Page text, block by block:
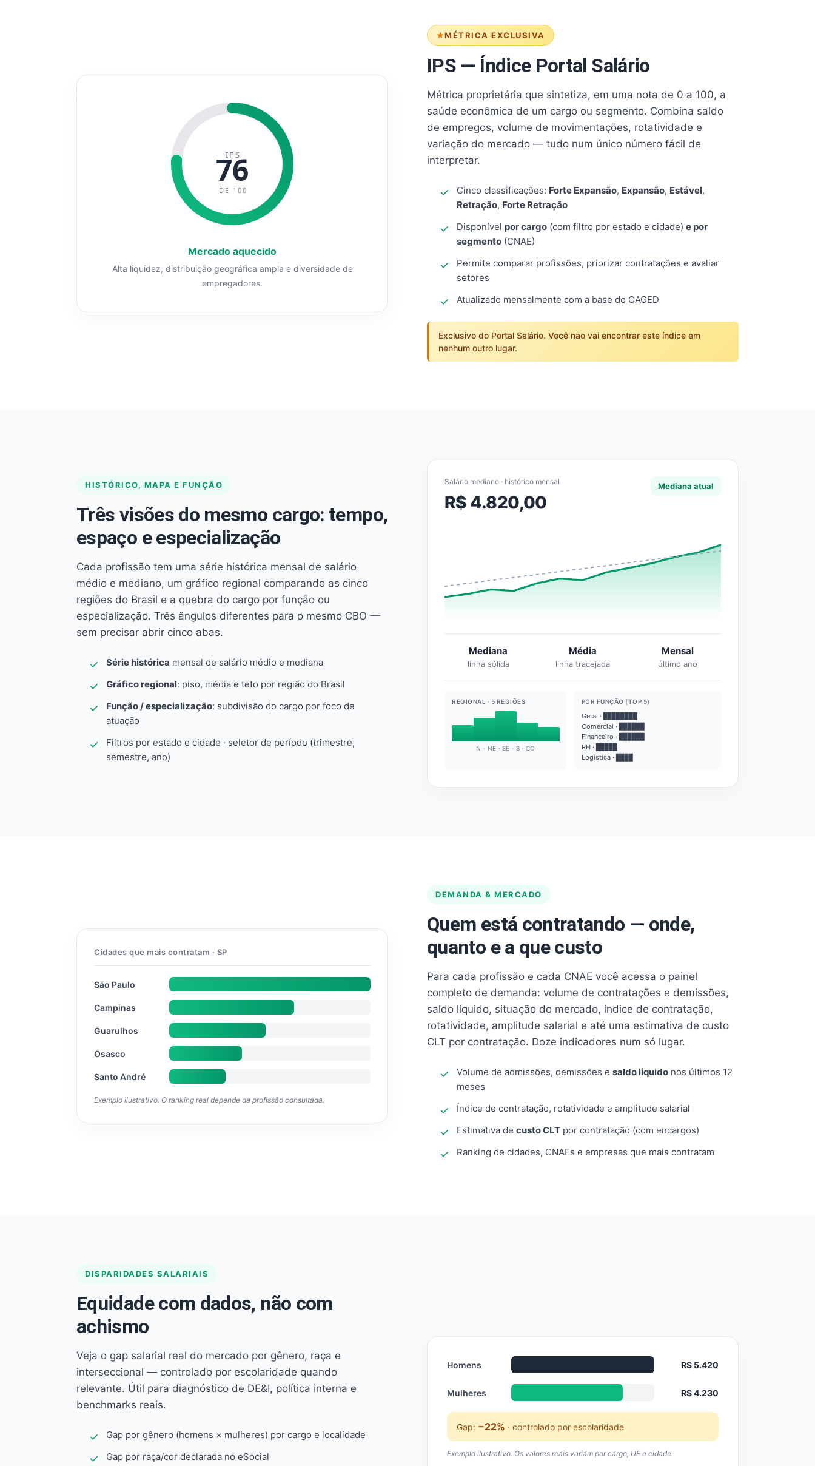
MÉTRICA EXCLUSIVA
IPS — Índice Portal Salário
Métrica proprietária que sintetiza, em uma nota de 0 a 100, a
saúde econômica de um cargo ou segmento. Combina saldo
de empregos, volume de movimentações, rotatividade e
variação do mercado — tudo num único número fácil de
interpretar.
Cinco classificações: Forte Expansão, Expansão, Estável,
Retração, Forte Retração
Disponível por cargo (com filtro por estado e cidade) e por
segmento (CNAE)
Permite comparar profissões, priorizar contratações e avaliar
setores
Atualizado mensalmente com a base do CAGED
Exclusivo do Portal Salário. Você não vai encontrar este índice em
nenhum outro lugar.
IPS
76
DE 100
Mercado aquecido
Alta liquidez, distribuição geográfica ampla e diversidade de
empregadores.
HISTÓRICO, MAPA E FUNÇÃO
Três visões do mesmo cargo: tempo,
espaço e especialização
Cada profissão tem uma série histórica mensal de salário
médio e mediano, um gráfico regional comparando as cinco
regiões do Brasil e a quebra do cargo por função ou
especialização. Três ângulos diferentes para o mesmo CBO —
sem precisar abrir cinco abas.
Série histórica mensal de salário médio e mediana
Gráfico regional: piso, média e teto por região do Brasil
Função / especialização: subdivisão do cargo por foco de
atuação
Filtros por estado e cidade · seletor de período (trimestre,
semestre, ano)
Salário mediano · histórico mensal
R$ 4.820,00
Mediana atual
Mediana
linha sólida
Média
linha tracejada
Mensal
último ano
REGIONAL · 5 REGIÕES
N · NE · SE · S · CO
POR FUNÇÃO (TOP 5)
Geral · ████████
Comercial · ██████
Financeiro · ██████
RH · █████
Logística · ████
DEMANDA & MERCADO
Quem está contratando — onde,
quanto e a que custo
Para cada profissão e cada CNAE você acessa o painel
completo de demanda: volume de contratações e demissões,
saldo líquido, situação do mercado, índice de contratação,
rotatividade, amplitude salarial e até uma estimativa de custo
CLT por contratação. Doze indicadores num só lugar.
Volume de admissões, demissões e saldo líquido nos últimos 12
meses
Índice de contratação, rotatividade e amplitude salarial
Estimativa de custo CLT por contratação (com encargos)
Ranking de cidades, CNAEs e empresas que mais contratam
Cidades que mais contratam · SP
São Paulo
Campinas
Guarulhos
Osasco
Santo André
Exemplo ilustrativo. O ranking real depende da profissão consultada.
DISPARIDADES SALARIAIS
Equidade com dados, não com
achismo
Veja o gap salarial real do mercado por gênero, raça e
interseccional — controlado por escolaridade quando
relevante. Útil para diagnóstico de DE&I, política interna e
benchmarks reais.
Gap por gênero (homens × mulheres) por cargo e localidade
Gap por raça/cor declarada no eSocial
Homens R$ 5.420
Mulheres R$ 4.230
Gap: −22% · controlado por escolaridade
Exemplo ilustrativo. Os valores reais variam por cargo, UF e cidade.